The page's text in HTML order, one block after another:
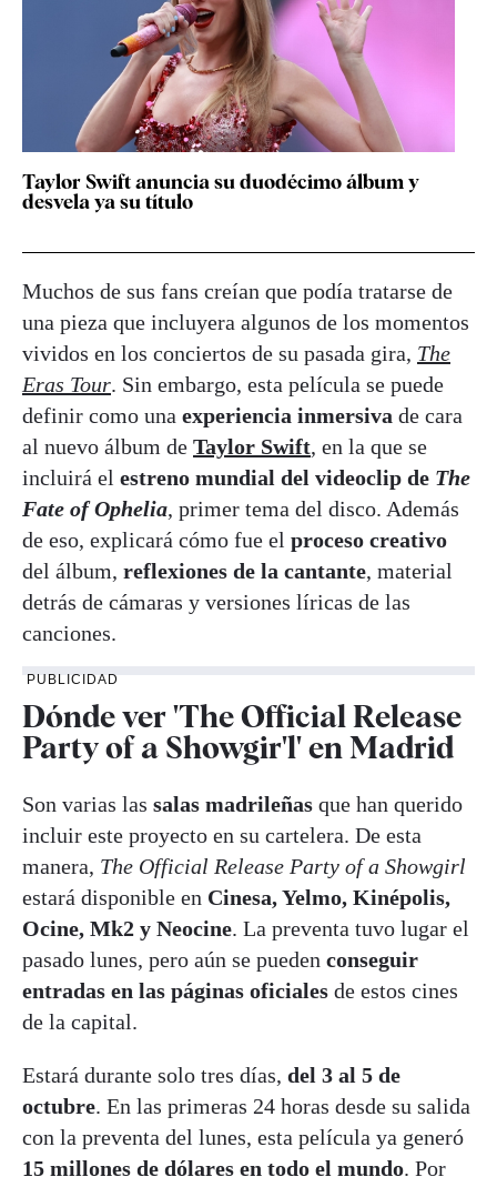
Taylor Swift anuncia su duodécimo álbum y
desvela ya su título
Muchos de sus fans creían que podía tratarse de
una pieza que incluyera algunos de los momentos
vividos en los conciertos de su pasada gira, The
Eras Tour. Sin embargo, esta película se puede
definir como una experiencia inmersiva de cara
al nuevo álbum de Taylor Swift, en la que se
incluirá el estreno mundial del videoclip de The
Fate of Ophelia, primer tema del disco. Además
de eso, explicará cómo fue el proceso creativo
del álbum, reflexiones de la cantante, material
detrás de cámaras y versiones líricas de las
canciones.
PUBLICIDAD
Dónde ver 'The Official Release
Party of a Showgir'l' en Madrid
Son varias las salas madrileñas que han querido
incluir este proyecto en su cartelera. De esta
manera, The Official Release Party of a Showgirl
estará disponible en Cinesa, Yelmo, Kinépolis,
Ocine, Mk2 y Neocine. La preventa tuvo lugar el
pasado lunes, pero aún se pueden conseguir
entradas en las páginas oficiales de estos cines
de la capital.
Estará durante solo tres días, del 3 al 5 de
octubre. En las primeras 24 horas desde su salida
con la preventa del lunes, esta película ya generó
15 millones de dólares en todo el mundo. Por